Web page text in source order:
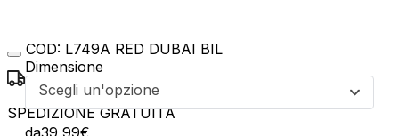
Dimensione
Scegli un'opzione
da39,99€
COD: L749A RED DUBAI BIL
SPEDIZIONE GRATUITA